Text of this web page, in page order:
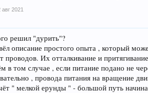
авг 2021
решил "дурить"?
описание простого опыта , который
проводов. Их отталкивание и
в том случае , если питание подано не
, провода питания на вращение
" мелкой ерунды " - большой путь